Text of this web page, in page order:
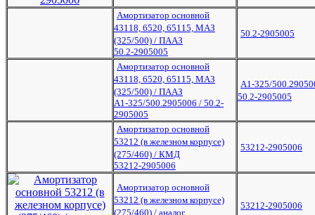
Амортизатор основной
43118, 6520, 65115, МАЗ
(325/500) / ПААЗ
50.2-2905005
50.2-2905005
Амортизатор основной
43118, 6520, 65115, МАЗ
(325/500) / ПААЗ
А1-325/500.2905006 / 50.2-
2905005
А1-325/
50.2-2905005
Амортизатор основной
53212 (в железном корпусе)
(275/460) / КМД
53212-2905006
53212-2905006
Амортизатор основной
53212 (в железном корпусе)
(275/460) / аналог
53212-2905006